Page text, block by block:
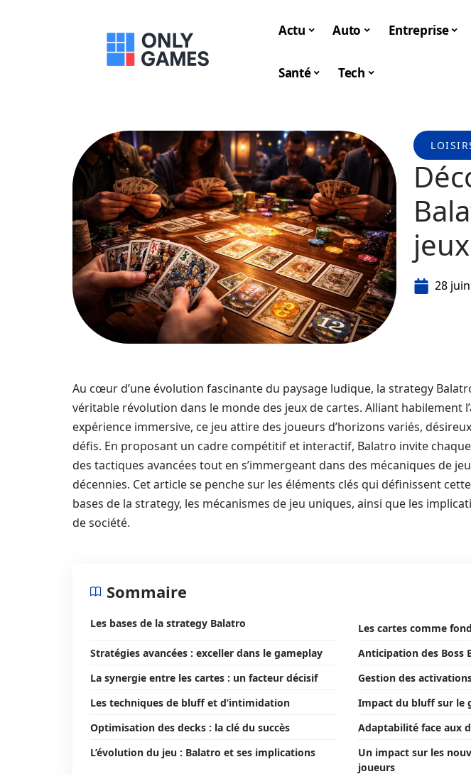
Actu Auto Entreprise
Santé Tech
28
Au cœur d’une évolution fascinante du paysage ludique, la strategy
véritable révolution dans le monde des jeux de cartes. Alliant habilement
expérience immersive, ce jeu attire des joueurs d’horizons variés,
défis. En proposant un cadre compétitif et interactif, Balatro invite
des tactiques avancées tout en s’immergeant dans des mécaniques de
décennies. Cet article se penche sur les éléments clés qui définissent
bases de la strategy, les mécanismes de jeu uniques, ainsi que les
de société.
Sommaire
Les bases de la strategy Balatro
Les cartes comme
Stratégies avancées : exceller dans le gameplay
Anticipation des Boss
La synergie entre les cartes : un facteur décisif
Gestion des
Les techniques de bluff et d’intimidation
Impact du bluff sur le
Optimisation des decks : la clé du succès
Adaptabilité face aux
L’évolution du jeu : Balatro et ses implications
Un impact sur les
joueurs